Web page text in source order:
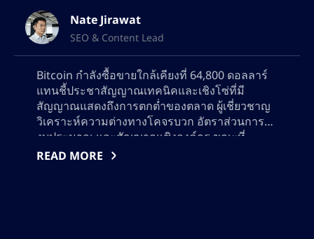
Nate Jirawat
SEO & Content Lead
Bitcoin กำลังซื้อขายใกล้เคียงที่ 64,800 ดอลลาร์
แทนชี้ประชาสัญญาณเทคนิคและเชิงโซ่ที่มี
สัญญาณแสดงถึงการตกต่ำของตลาด ผู้เชี่ยวชาญ
วิเคราะห์ความต่างทางโคจรบวก อัตราส่วนการใช้
งบประมาณ และสัญญาณเชิงองค์กร ขณะที่
พิจารณาว่าการเคลื่อนไหวถัดไปของ Bitcoin จะ
READ MORE